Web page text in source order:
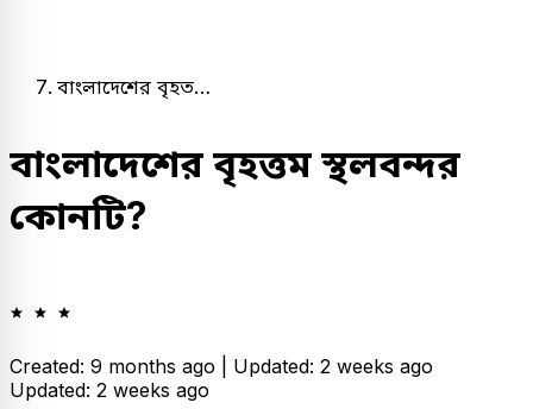
বাংলাদেশের বৃহত…
বাংলাদেশের বৃহত্তম স্থলবন্দর
কোনটি?
Created: 9 months ago | Updated: 2 weeks ago
Updated: 2 weeks ago